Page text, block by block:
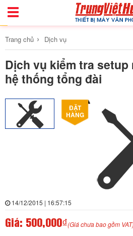
Toggle
Trang chủ › Dịch vụ
Dịch vụ kiểm tra setup
hệ thống tổng đài
ĐẶT
HÀNG
14/12/2015 | 16:57:15
Giá: 500,000₫(Giá chưa bao gồm